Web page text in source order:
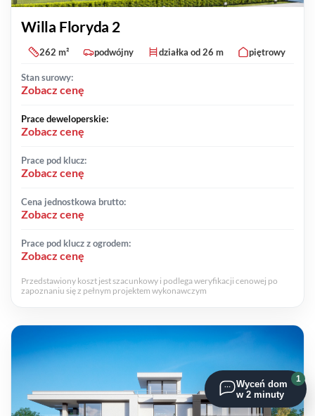
Willa Floryda 2
262 m² podwójny działka od 26 m piętrowy
Stan surowy:
Zobacz cenę
Prace deweloperskie:
Zobacz cenę
Prace pod klucz:
Zobacz cenę
Cena jednostkowa brutto:
Zobacz cenę
Prace pod klucz z ogrodem:
Zobacz cenę
Przedstawiony koszt jest szacunkowy i podlega weryfikacji cenowej po
zapoznaniu się z pełnym projektem wykonawczym
1
Wyceń dom
w 2 minuty